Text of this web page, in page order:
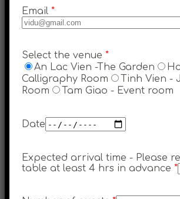
Email *
Select the venue *
An Lac Vien -The Garden
Calligraphy Room
Tinh Vien -
Room
Tam Giao - Event room
Date
Expected arrival time - Please
table at least 4 hrs in advance *